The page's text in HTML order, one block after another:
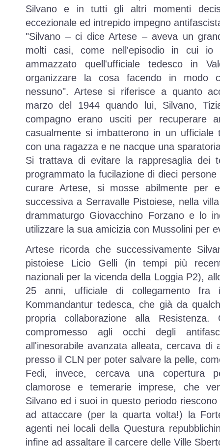
Silvano e in tutti gli altri momenti
eccezionale ed intrepido impegno
Silvano – ci dice Artese – aveva un
molti casi, come nell'episodio in cui io
ammazzato quell'ufficiale tedesco in
organizzare la cosa facendo in modo
nessuno . Artese si riferisce a quanto
marzo del 1944 quando lui, Silvano,
compagno erano usciti per recuperare
casualmente si imbatterono in un ufficiale
con una ragazza e ne nacque una
Si trattava di evitare la rappresaglia dei
programmato la fucilazione di dieci
curare Artese, si mosse abilmente per
successiva a Serravalle Pistoiese, nella
drammaturgo Giovacchino Forzano e lo
utilizzare la sua amicizia con Mussolini per
Artese ricorda che successivamente
pistoiese Licio Gelli (in tempi più
nazionali per la vicenda della Loggia P2),
25 anni, ufficiale di collegamento
Kommandantur tedesca, che già da
propria collaborazione alla Resistenza.
compromesso agli occhi degli
all'inesorabile avanzata alleata, cercava di
presso il CLN per poter salvare la pelle,
Fedi, invece, cercava una copertura
clamorose e temerarie imprese, che
Silvano ed i suoi in questo periodo
ad attaccare (per la quarta volta!) la
agenti nei locali della Questura
infine ad assaltare il carcere delle Ville